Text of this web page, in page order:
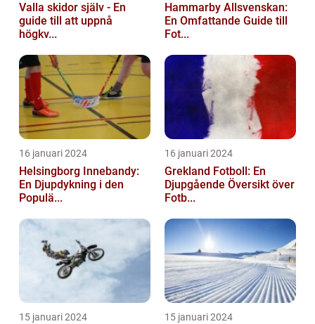
Valla skidor själv - En
guide till att uppnå
högkv...
Hammarby Allsvenskan:
En Omfattande Guide till
Fot...
16 januari 2024
Helsingborg Innebandy:
En Djupdykning i den
Populä...
16 januari 2024
Grekland Fotboll: En
Djupgående Översikt över
Fotb...
15 januari 2024 15 januari 2024